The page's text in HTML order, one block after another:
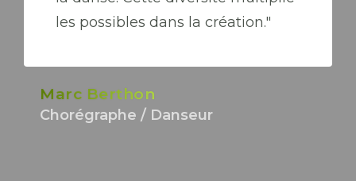
les possibles dans la création."
Marc Berthon
Chorégraphe / Danseur